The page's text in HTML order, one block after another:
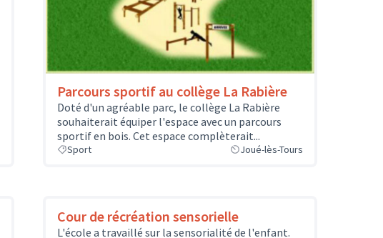
Parcours sportif au collège La Rabière
Doté d'un agréable parc, le collège La Rabière
souhaiterait équiper l'espace avec un parcours
sportif en bois. Cet espace complèterait...
Sport Joué-lès-Tours
Cour de récréation sensorielle
L'école a travaillé sur la sensorialité de l'enfant.